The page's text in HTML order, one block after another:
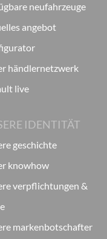
neufahrzeuge
angebot
händlernetzwerk
live
IDENTITÄT
geschichte
knowhow